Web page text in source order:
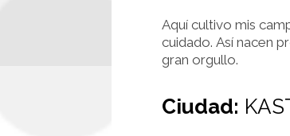
Aquí cultivo mis
cuidado. Así nacen
gran orgullo.
Ciudad: